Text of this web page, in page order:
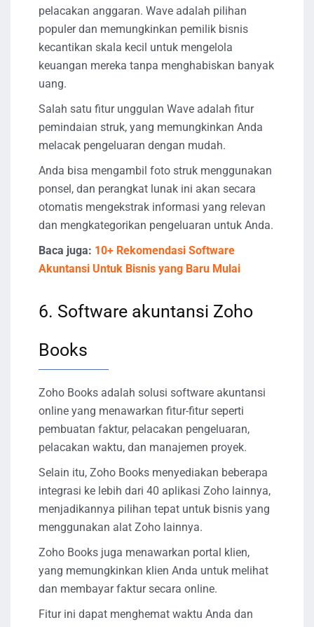
pelacakan anggaran. Wave adalah pilihan
populer dan memungkinkan pemilik bisnis
kecantikan skala kecil untuk mengelola
keuangan mereka tanpa menghabiskan banyak
uang.
Salah satu fitur unggulan Wave adalah fitur
pemindaian struk, yang memungkinkan Anda
melacak pengeluaran dengan mudah.
Anda bisa mengambil foto struk menggunakan
ponsel, dan perangkat lunak ini akan secara
otomatis mengekstrak informasi yang relevan
dan mengkategorikan pengeluaran untuk Anda.
Baca juga: 10+ Rekomendasi Software
Akuntansi Untuk Bisnis yang Baru Mulai
6. Software akuntansi Zoho
Books
Zoho Books adalah solusi software akuntansi
online yang menawarkan fitur-fitur seperti
pembuatan faktur, pelacakan pengeluaran,
pelacakan waktu, dan manajemen proyek.
Selain itu, Zoho Books menyediakan beberapa
integrasi ke lebih dari 40 aplikasi Zoho lainnya,
menjadikannya pilihan tepat untuk bisnis yang
menggunakan alat Zoho lainnya.
Zoho Books juga menawarkan portal klien,
yang memungkinkan klien Anda untuk melihat
dan membayar faktur secara online.
Fitur ini dapat menghemat waktu Anda dan